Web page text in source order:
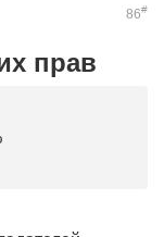
86#
прав